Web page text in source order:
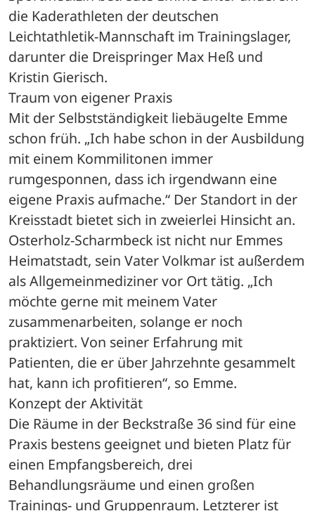
die Kaderathleten der deutschen
Leichtathletik-Mannschaft im Trainingslager,
darunter die Dreispringer Max Heß und
Kristin Gierisch.
Traum von eigener Praxis
Mit der Selbstständigkeit liebäugelte Emme
schon früh. „Ich habe schon in der Ausbildung
mit einem Kommilitonen immer
rumgesponnen, dass ich irgendwann eine
eigene Praxis aufmache.“ Der Standort in der
Kreisstadt bietet sich in zweierlei Hinsicht an.
Osterholz-Scharmbeck ist nicht nur Emmes
Heimatstadt, sein Vater Volkmar ist außerdem
als Allgemeinmediziner vor Ort tätig. „Ich
möchte gerne mit meinem Vater
zusammenarbeiten, solange er noch
praktiziert. Von seiner Erfahrung mit
Patienten, die er über Jahrzehnte gesammelt
hat, kann ich profitieren“, so Emme.
Konzept der Aktivität
Die Räume in der Beckstraße 36 sind für eine
Praxis bestens geeignet und bieten Platz für
einen Empfangsbereich, drei
Behandlungsräume und einen großen
Trainings- und Gruppenraum. Letzterer ist